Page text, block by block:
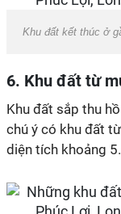
Khu đất kết thúc ở
6. Khu đất từ
Khu đất sắp thu
chú ý có khu đất
diện tích khoảng